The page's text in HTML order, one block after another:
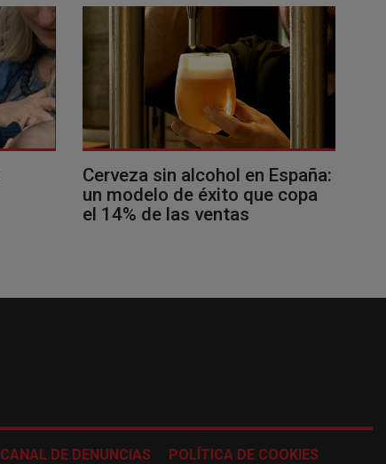
Cerveza sin alcohol en España:
un modelo de éxito que copa
el 14% de las ventas
CANAL DE DENUNCIAS POLÍTICA DE COOKIES